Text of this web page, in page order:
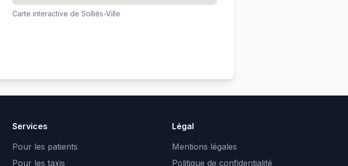
Carte interactive de Solliès-Ville
Services
Pour les patients
Pour les taxis
Légal
Mentions légales
Politique de confidentialité